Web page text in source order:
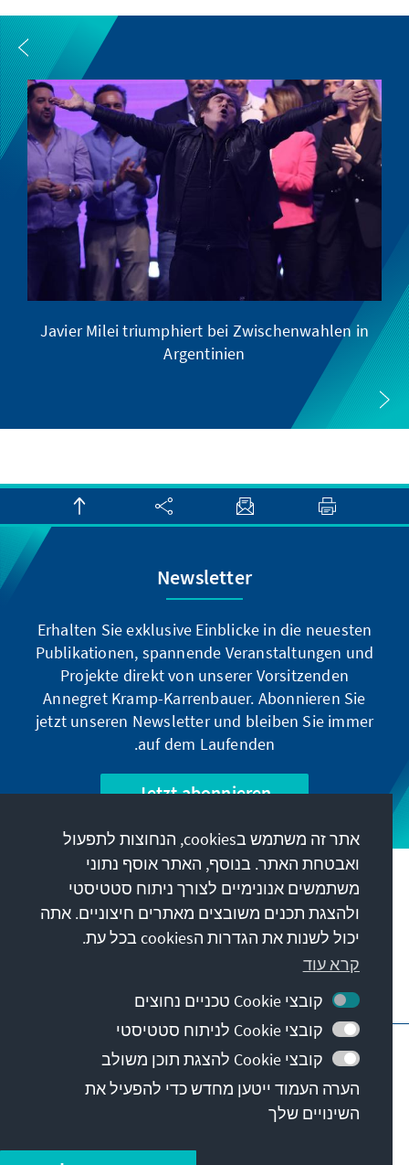
Javier Milei triumphiert bei Zwischenwahlen in
Argentinien
Newsletter
Erhalten Sie exklusive Einblicke in die neuesten
Publikationen, spannende Veranstaltungen und
Projekte direkt von unserer Vorsitzenden
Annegret Kramp-Karrenbauer. Abonnieren Sie
jetzt unseren Newsletter und bleiben Sie immer
auf dem Laufenden.
Jetzt abonnieren
המשימה שלנו
קשר
הצעות נוספות מהקרן
חותם
Erklärung zur Barrierefreiheit
Barriere melden
מפת האתר
© Konrad-Adenauer-Stiftung e.V. 2026
אתר זה משתמש בcookies, הנחוצות לתפעול
ואבטחת האתר. בנוסף, האתר אוסף נתוני
משתמשים אנונימיים לצורך ניתוח סטטיסטי
ולהצגת תכנים משובצים מאתרים חיצוניים. אתה
יכול לשנות את הגדרות הcookies בכל עת.
קרא עוד
קובצי Cookie טכניים נחוצים
קובצי Cookie לניתוח סטטיסטי
קובצי Cookie להצגת תוכן משולב
הערה העמוד ייטען מחדש כדי להפעיל את
השינויים שלך